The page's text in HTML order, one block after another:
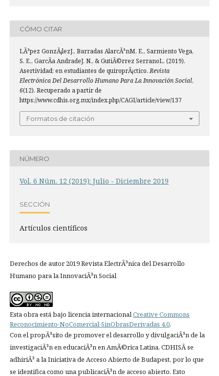
CÓMO CITAR
LÃ³pez GonzÃ¡lezJ., Barradas AlarcÃ³nM. E., Sarmiento Vega,
S. E., GarcÃ­a AndradeJ. N., & GutiÃ©rrez SerranoL. (2019).
Asertividad: en estudiantes de quiroprÃ¡ctico.Revista
Electrónica Del Desarrollo Humano Para La Innovación Social,
6(12). Recuperado a partir de
https://www.cdhis.org.mx/index.php/CAGI/article/view/137
Formatos de citación
NÚMERO
Vol. 6 Núm. 12 (2019): Julio - Diciembre 2019
SECCIÓN
Artí­culos científicos
Derechos de autor 2019 Revista ElectrÃ³nica del Desarrollo
Humano para la InnovaciÃ³n Social
Esta obra está bajo licencia internacionalCreative Commons
Reconocimiento-NoComercial-SinObrasDerivadas 4.0.
Con el propÃ³sito de promover el desarrollo y divulgaciÃ³n de la
investigaciÃ³n en educaciÃ³n en AmÃ©rica Latina, CDHISÂ se
adhiriÃ³ a la Iniciativa de Acceso Abierto de Budapest, por lo que
se identifica como una publicaciÃ³n de acceso abierto. Esto